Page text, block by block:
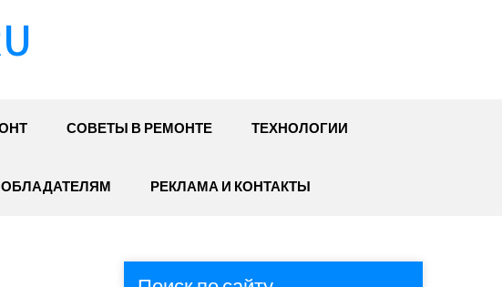
СОВЕТЫ В РЕМОНТЕ ТЕХНОЛОГИИ
РЕКЛАМА И КОНТАКТЫ